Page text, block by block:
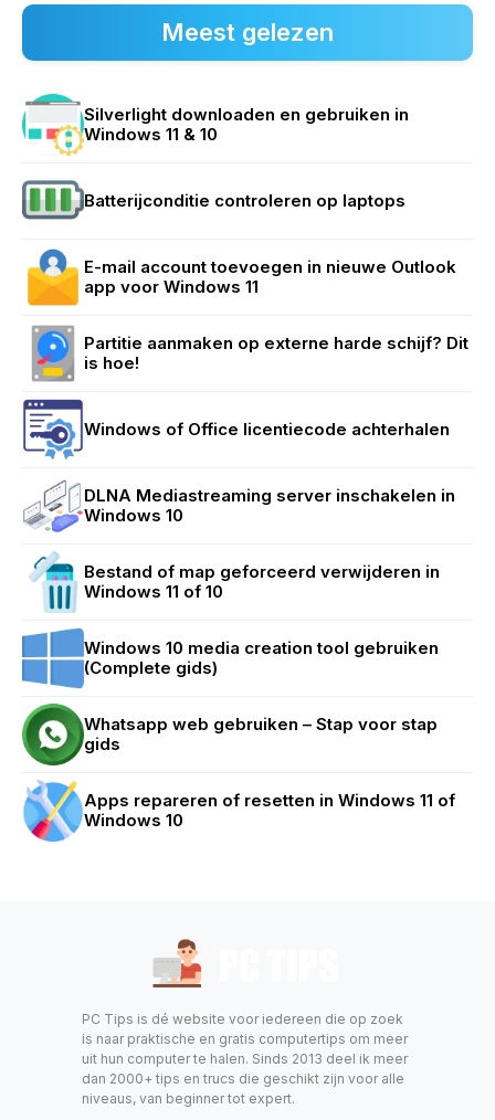
Meest gelezen
Silverlight downloaden en gebruiken in
Windows 11 & 10
Batterijconditie controleren op laptops
E-mail account toevoegen in nieuwe Outlook
app voor Windows 11
Partitie aanmaken op externe harde schijf? Dit
is hoe!
Windows of Office licentiecode achterhalen
DLNA Mediastreaming server inschakelen in
Windows 10
Bestand of map geforceerd verwijderen in
Windows 11 of 10
Windows 10 media creation tool gebruiken
(Complete gids)
Whatsapp web gebruiken – Stap voor stap
gids
Apps repareren of resetten in Windows 11 of
Windows 10
PC Tips is dé website voor iedereen die op zoek
is naar praktische en gratis computertips om meer
uit hun computer te halen. Sinds 2013 deel ik meer
dan 2000+ tips en trucs die geschikt zijn voor alle
niveaus, van beginner tot expert.